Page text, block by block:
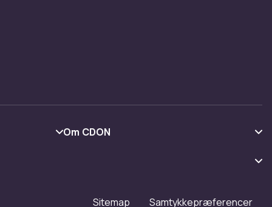
Om CDON
Arbejd på CDON
Sitemap Samtykkepræferencer